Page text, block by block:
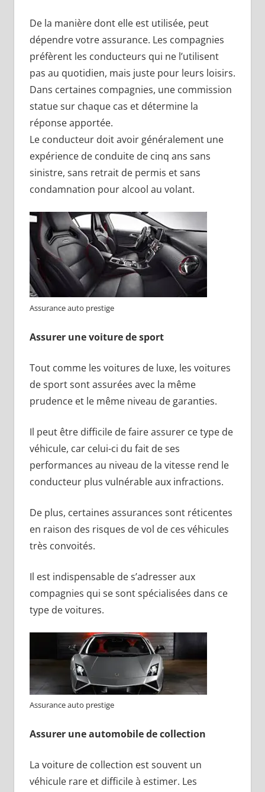
De la manière dont elle est utilisée, peut
dépendre votre assurance. Les compagnies
préfèrent les conducteurs qui ne l’utilisent
pas au quotidien, mais juste pour leurs loisirs.
Dans certaines compagnies, une commission
statue sur chaque cas et détermine la
réponse apportée.
Le conducteur doit avoir généralement une
expérience de conduite de cinq ans sans
sinistre, sans retrait de permis et sans
condamnation pour alcool au volant.
Assurance auto prestige
Assurer une voiture de sport
Tout comme les voitures de luxe, les voitures
de sport sont assurées avec la même
prudence et le même niveau de garanties.
Il peut être difficile de faire assurer ce type de
véhicule, car celui-ci du fait de ses
performances au niveau de la vitesse rend le
conducteur plus vulnérable aux infractions.
De plus, certaines assurances sont réticentes
en raison des risques de vol de ces véhicules
très convoités.
Il est indispensable de s’adresser aux
compagnies qui se sont spécialisées dans ce
type de voitures.
Assurance auto prestige
Assurer une automobile de collection
La voiture de collection est souvent un
véhicule rare et difficile à estimer. Les